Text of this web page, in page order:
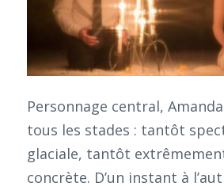
Personnage central,
tous les stades : tantôt
glaciale, tantôt
concrète. D’un instant à